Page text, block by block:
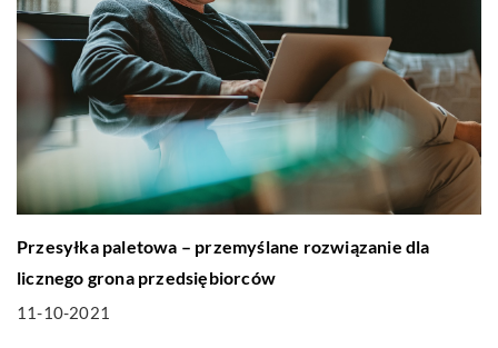
Przesyłka paletowa – przemyślane rozwiązanie dla
licznego grona przedsiębiorców
11-10-2021